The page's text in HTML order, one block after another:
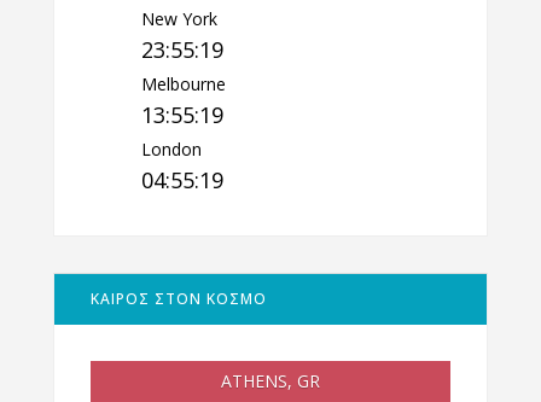
New York
23:55:20
Melbourne
13:55:20
London
04:55:20
ΚΑΙΡΟΣ ΣΤΟΝ ΚΟΣΜΟ
ATHENS, GR